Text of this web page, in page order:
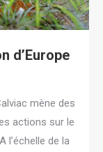
d’Europe
mène des
actions sur le
l’échelle de la